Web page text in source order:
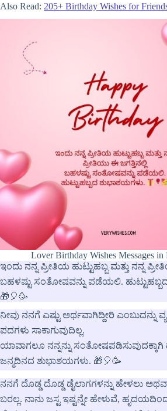
Also Read: 205+ Birthday Wishes for
Lover Birthday Wishes Messages in
ಇಂದು ನನ್ನ ಪ್ರೀತಿಯ ಹುಟ್ಟುಹಬ್ಬ ಮತ್ತು ನನ್ನ
ಬಹಳಷ್ಟು ಸಂತೋಷವನ್ನು ಪಡೆಯಲಿ.
🎁🎈🥳
ನೀವು ನನಗೆ ಎಷ್ಟು ಅರ್ಥವಾಗಿದ್ದೀರಿ ಎಂಬುದನ್ನು
ಪದಗಳು ಸಾಕಾಗುವುದಿಲ್ಲ.
ಯಾವಾಗಲೂ ನನ್ನನ್ನು ಸಂತೋಷಪಡಿಸುವುದಕ್ಕಾಗಿ
ಜನ್ಮದಿನದ ಶುಭಾಶಯಗಳು. 🎁🎈🥳
ನನಗೆ ದೊಡ್ಡ ದೊಡ್ಡ ಡೈಲಾಗಗಳನ್ನು ಹೇಳಲು
ಬರಲ್ಲ. ನಾನು ಜಸ್ಟ ಇಷ್ಟನ್ನೇ ಹೇಳುವೆ,